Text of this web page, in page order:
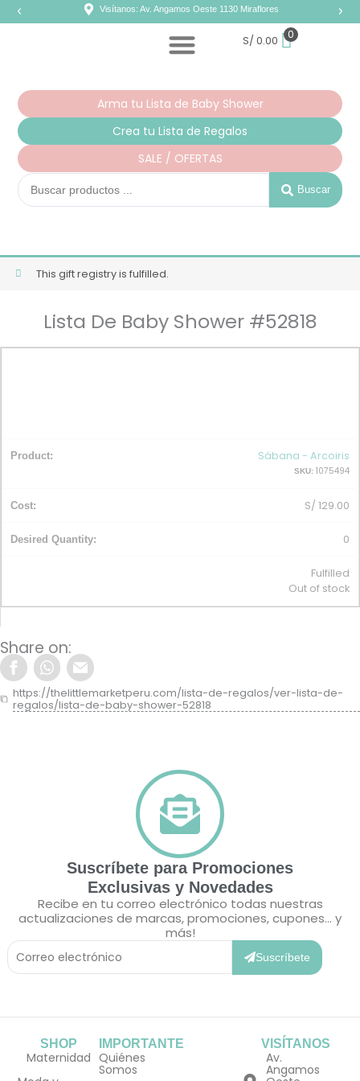
Visítanos: Av. Angamos Oeste 1130 Miraflores
S/ 0.00 0
Arma tu Lista de Baby Shower
Crea tu Lista de Regalos
SALE / OFERTAS
Search
Buscar
This gift registry is fulfilled.
Lista De Baby Shower #52818
Sábana - Arcoiris
SKU:1075494
S/ 129.00
0
Fulfilled
Out of stock
Share on:
https://thelittlemarketperu.com/lista-de-regalos/ver-lista-de-
regalos/lista-de-baby-shower-52818
Suscríbete para Promociones
Exclusivas y Novedades
Recibe en tu correo electrónico todas nuestras
actualizaciones de marcas, promociones, cupones... y
más!
Correo
Electrónico
Suscríbete
SHOP
Maternidad
IMPORTANTE
Quiénes
Somos
VISÍTANOS
Av.
Angamos